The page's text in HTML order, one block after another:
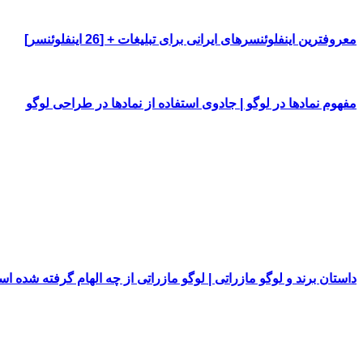
معروفترین اینفلوئنسرهای ایرانی برای تبلیغات + [26 اینفلوئنسر]
مفهوم نمادها در لوگو | جادوی استفاده از نمادها در طراحی لوگو
داستان برند و لوگو مازراتی | لوگو مازراتی از چه الهام گرفته شده